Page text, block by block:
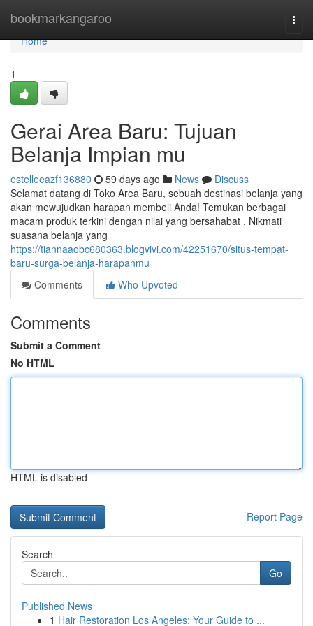
bookmarkangaroo
Home
Home
1
Gerai Area Baru: Tujuan
Belanja Impian mu
estelleeazf136880 59 days ago News
Discuss
Selamat datang di Toko Area Baru, sebuah destinasi belanja yang
akan mewujudkan harapan membeli Anda! Temukan berbagai
macam produk terkini dengan nilai yang bersahabat . Nikmati
suasana belanja yang
https://tiannaaobc680363.blogvivi.com/42251670/situs-tempat-
baru-surga-belanja-harapanmu
Comments
Who Upvoted
Comments
Submit a Comment
No HTML
HTML is disabled
Report Page
Search
Go
Published News
1 Hair Restoration Los Angeles: Your Guide to ...